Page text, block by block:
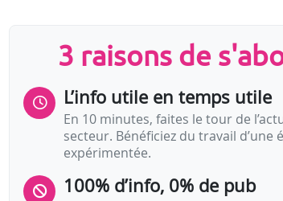
3 raisons de
L’info utile en temps utile
En 10 minutes, faites le tour de
secteur. Bénéficiez du travail d’une
expérimentée.
100% d’info, 0% de pub